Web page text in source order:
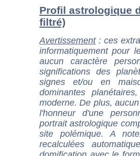
Profil astrologique
filtré)
Avertissement: ces
informatiquement pour
aucun caractère
significations des
signes et/ou en
dominantes
moderne. De plus,
l'honneur d'une
portrait astrologique
site polémique. A
recalculées